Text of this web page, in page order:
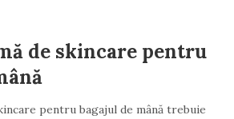
de skincare pentru
pentru bagajul de mână trebuie